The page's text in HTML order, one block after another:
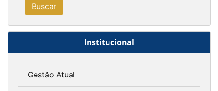
Buscar
Institucional
Gestão Atual